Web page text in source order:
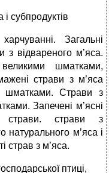
субпродуктів
Загальні
з відвареного м’яса.
шматками,
страви з м’яса
шматками. Страви з
Запечені м’ясні
страви. страви з
натурального м’яса і
страв з м’яса.
птиці,